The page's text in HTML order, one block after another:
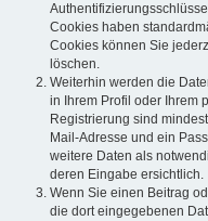
Cookies haben
Cookies können Sie
löschen.
Weiterhin werden die
in Ihrem Profil oder Ihrem
Registrierung sind
Mail-Adresse und ein
weitere Daten als
deren Eingabe ersichtlich.
Wenn Sie einen Beitrag
die dort eingegebenen